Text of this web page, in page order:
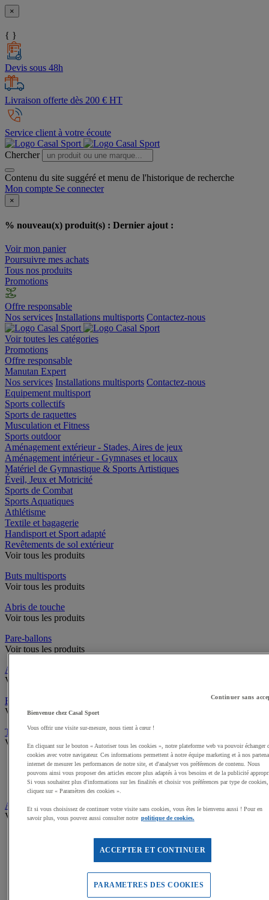
×
{ }
Devis sous 48h
Livraison offerte dès 200 € HT
Service client à votre écoute
Chercher
Contenu du site suggéré et menu de l'historique de recherche
Mon compte Se connecter
×
% nouveau(x) produit(s) : Dernier ajout :
Voir mon panier
Poursuivre mes achats
Tous nos produits
Promotions
Offre responsable
Nos services Installations multisports Contactez-nous
Voir toutes les catégories
Promotions
Offre responsable
Manutan Expert
Nos services Installations multisports Contactez-nous
Equipement multisport
Sports collectifs
Sports de raquettes
Musculation et Fitness
Sports outdoor
Aménagement extérieur - Stades, Aires de jeux
Aménagement intérieur - Gymnases et locaux
Matériel de Gymnastique & Sports Artistiques
Éveil, Jeux et Motricité
Sports de Combat
Sports Aquatiques
Athlétisme
Textile et bagagerie
Handisport et Sport adapté
Revêtements de sol extérieur
Voir tous les produits
Buts multisports
Voir tous les produits
Abris de touche
Voir tous les produits
Pare-ballons
Voir tous les produits
Accès infrastructures
Voir tous les produits
Brosses à chaussures
Voir tous les produits
Traçage et délimitation de terrain
Voir tous les produits
Délimitation de terrain
Peintures pour gazon
Traçeuses pour gazon
Aires de jeux exterieur
Voir tous les produits
Dalles amortissantes Jeux extérieurs
Jeux de grimpe, filets
Panneaux d'informations
Continuer sans
Bienvenue chez Casal Sport
Vous offrir une visite sur-mesure, nous tient à cœur !
En cliquant sur le bouton « Autoriser tous les cookies », notre plateforme web va pouvoir échanger
cookies avec votre navigateur. Ces informations permettent à notre équipe marketing et à nos
internet de mesurer les performances de notre site, et d'analyser vos préférences de contenu. Nous
pouvons ainsi vous proposer des articles encore plus adaptés à vos besoins et de la publicité
Si vous souhaitez plus d'informations sur les finalités et choisir vos préférences par type de cookies,
cliquez sur « Paramètres des cookies ».
Et si vous choisissez de continuer votre visite sans cookies, vous êtes le bienvenu aussi ! Pour en
savoir plus, vous pouvez aussi consulter notre politique de cookies.
ACCEPTER ET CONTINUER
PARAMETRES DES COOKIES